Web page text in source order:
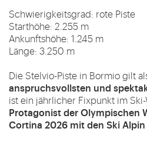
Schwierigkeitsgrad: rote Piste
Starthöhe: 2.255 m
Ankunftshöhe: 1.245 m
Länge: 3.250 m
Die Stelvio-Piste in Bormio gilt
anspruchsvollsten und
ist ein jährlicher Fixpunkt im
Protagonist der Olympischen
Cortina 2026 mit den Ski